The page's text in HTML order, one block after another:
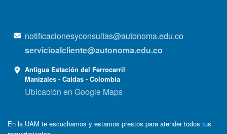
notificacionesyconsultas@autonoma.edu.co
servicioalcliente@autonoma.edu.co
Antigua Estación del Ferrocarril
Manizales - Caldas - Colombia
Ubicación en Google Maps
En la UAM te escuchamos y estamos prestos para atender todos tus